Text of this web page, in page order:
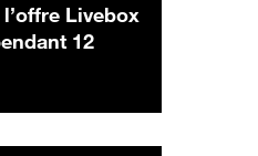
Livebox
€ par mois
12